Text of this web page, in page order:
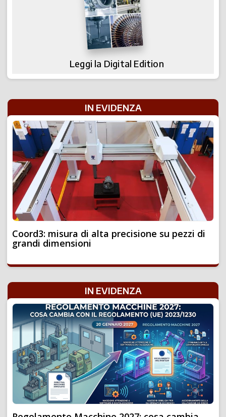
Leggi la Digital Edition
IN EVIDENZA
Coord3: misura di alta precisione su pezzi di
grandi dimensioni
IN EVIDENZA